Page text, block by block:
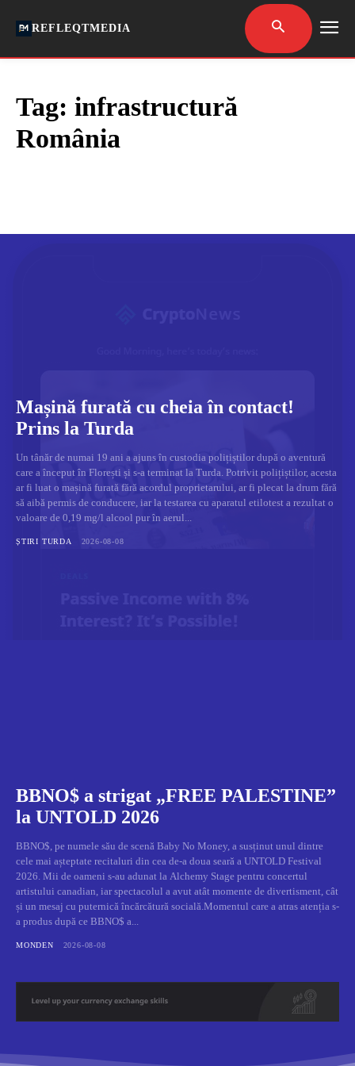
REFLEQTMEDIA
Tag: infrastructură
România
Mașină furată cu cheia în contact!
Prins la Turda
Un tânăr de numai 19 ani a ajuns în custodia polițiștilor după o aventură
care a început în Florești și s-a terminat la Turda. Potrivit polițiștilor, acesta
ar fi luat o mașină furată fără acordul proprietarului, ar fi plecat la drum fără
să aibă permis de conducere, iar la testarea cu aparatul etilotest a rezultat o
valoare de 0,19 mg/l alcool pur în aerul...
ȘTIRI TURDA 2026-08-08
BBNO$ a strigat „FREE PALESTINE”
la UNTOLD 2026
BBNO$, pe numele său de scenă Baby No Money, a susținut unul dintre
cele mai așteptate recitaluri din cea de-a doua seară a UNTOLD Festival
2026. Mii de oameni s-au adunat la Alchemy Stage pentru concertul
artistului canadian, iar spectacolul a avut atât momente de divertisment, cât
și un mesaj cu puternică încărcătură socială.Momentul care a atras atenția s-
a produs după ce BBNO$ a...
MONDEN 2026-08-08